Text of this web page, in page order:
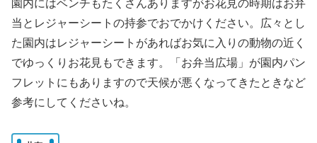
園内にはベンチもたくさんありますがお花見の時期はお弁
当とレジャーシートの持参でおでかけください。広々とし
た園内はレジャーシートがあればお気に入りの動物の近く
でゆっくりお花見もできます。「お弁当広場」が園内パン
フレットにもありますので天候が悪くなってきたときなど
参考にしてくださいね。